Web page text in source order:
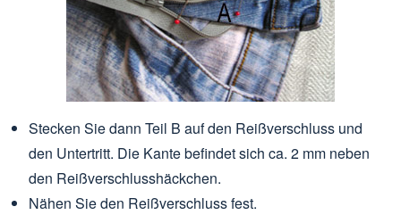
Stecken Sie dann Teil B auf den Reißverschluss und
den Untertritt. Die Kante befindet sich ca. 2 mm neben
den Reißverschlusshäckchen.
Nähen Sie den Reißverschluss fest.